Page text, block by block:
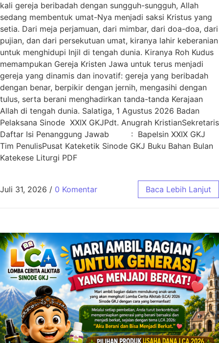
kali gereja beribadah dengan sungguh-sungguh, Allah
sedang membentuk umat-Nya menjadi saksi Kristus yang
setia. Dari meja perjamuan, dari mimbar, dari doa-doa, dari
pujian, dan dari persekutuan umat, kiranya lahir keberanian
untuk menghidupi Injil di tengah dunia. Kiranya Roh Kudus
memampukan Gereja Kristen Jawa untuk terus menjadi
gereja yang dinamis dan inovatif: gereja yang beribadah
dengan benar, berpikir dengan jernih, mengasihi dengan
tulus, serta berani menghadirkan tanda-tanda Kerajaan
Allah di tengah dunia. Salatiga, 1 Agustus 2026 Badan
Pelaksana Sinode XXIX GKJPdt. Anugrah KristianSekretaris
Daftar Isi Penanggung Jawab : Bapelsin XXIX GKJ
Tim PenulisPusat Kateketik Sinode GKJ Buku Bahan Bulan
Katekese Liturgi PDF
Juli 31, 2026 / 0 Komentar Baca Lebih Lanjut